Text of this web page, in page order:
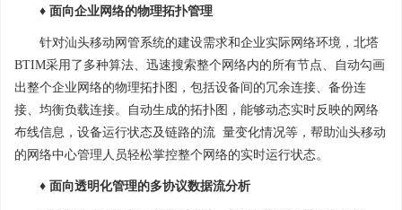
♦ 面向企业网络的物理拓扑管理
针对汕头移动网管系统的建设需求和企业实际网络环境，北塔
BTIM采用了多种算法、迅速搜索整个网络内的所有节点、自动勾画
出整个企业网络的物理拓扑图，包括设备间的冗余连接、备份连
接、均衡负载连接。自动生成的拓扑图，能够动态实时反映的网络
布线信息，设备运行状态及链路的流 量变化情况等，帮助汕头移动
的网络中心管理人员轻松掌控整个网络的实时运行状态。
♦ 面向透明化管理的多协议数据流分析